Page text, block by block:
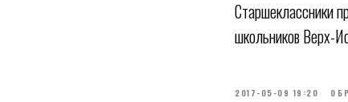
Старшеклассники
школьников Верх-
2017-05-09 19:20